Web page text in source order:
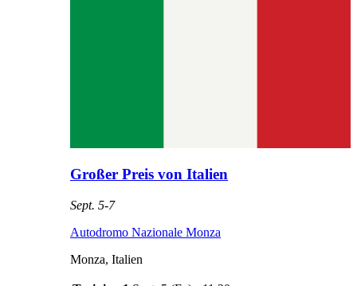
Großer Preis von Italien
Sept. 5-7
Autodromo Nazionale Monza
Monza, Italien